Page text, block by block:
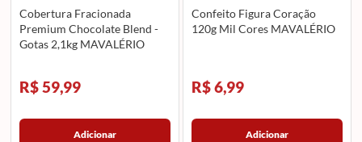
Cobertura Fracionada
Premium Chocolate Blend -
Gotas 2,1kg MAVALÉRIO
R$ 59,99
Adicionar
Confeito Figura Coração
120g Mil Cores MAVALÉRIO
R$ 6,99
Adicionar